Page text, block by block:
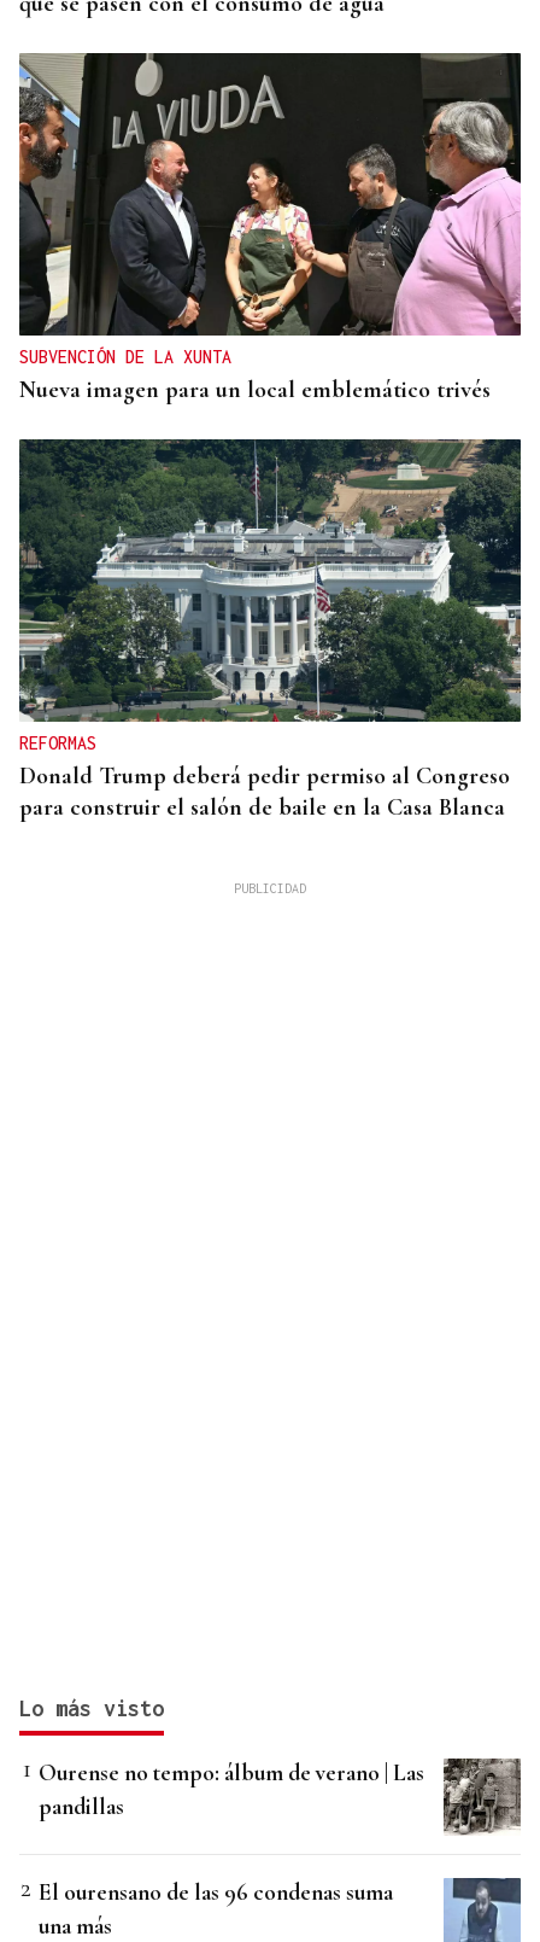
SUBVENCIÓN DE LA XUNTA
Nueva imagen para un local emblemático trivés
REFORMAS
Donald Trump deberá pedir permiso al Congreso
para construir el salón de baile en la Casa Blanca
Lo más visto
Ourense no tempo: álbum de verano | Las
pandillas
El ourensano de las 96 condenas suma
una más